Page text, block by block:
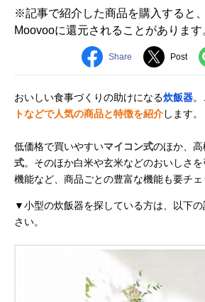
※記事で紹介した商品を購入すると
Moovooに還元されることがあります
Share Post
おいしい食事づくりの助けになる炊飯器
トなどで人気の商品と特徴を紹介します。
低価格で買いやすいマイコン式のほか、高
式。そのほか白米や玄米などのおいしさを
機能など、商品ごとの豊富な機能も要チェ
▼小型の炊飯器を探している方は、以下
さい。